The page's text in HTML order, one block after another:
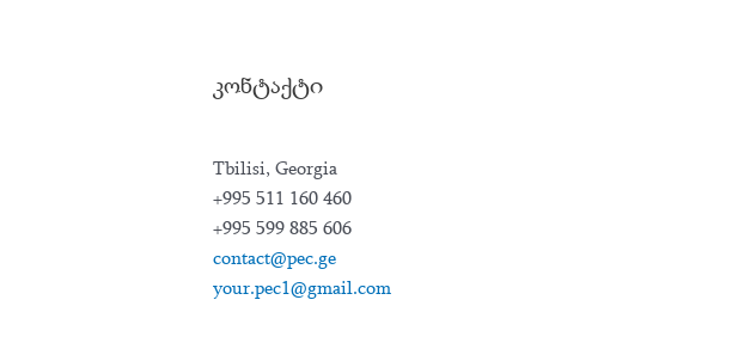
კონტაქტი
Tbilisi, Georgia
+995 511 160 460
+995 599 885 606
contact@pec.ge
your.pec1@gmail.com